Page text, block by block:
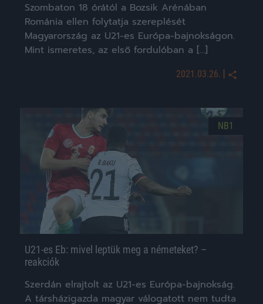
Szombaton 18 órától a Bozsik Arénában
Románia ellen folytatja szereplését
Magyarország az U21-es Európa-bajnokságon.
Mint ismeretes, az első fordulóban a […]
2021.03.26. |
NB1
U21-es Eb: mivel leptük meg a németeket? –
reakciók
Szerdán elrajtolt az U21-es Európa-bajnokság.
A társházigazda magyar válogatott nem tudta